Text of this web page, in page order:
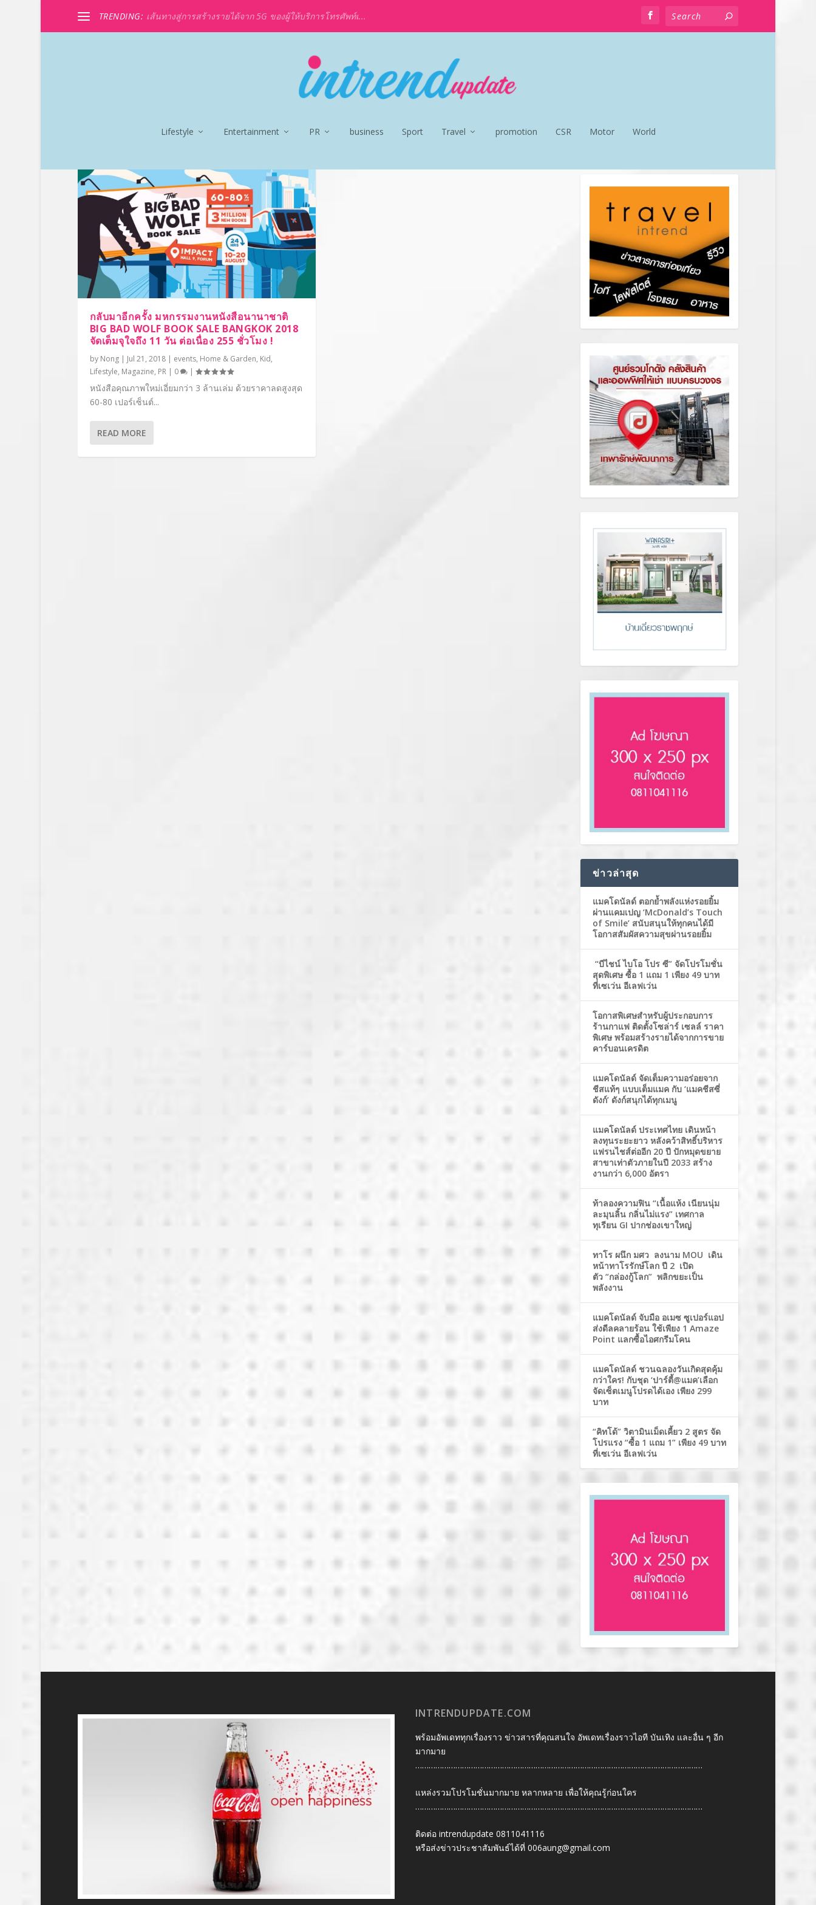
TRENDING: เส้นทางสู่การสร้างรายได้จาก 5G ของผู้ให้บริการโทรศัพท์เ...
Lifestyle Entertainment PR business Sport Travel promotion CSR Motor World
BIG BAD WOLF BOOK SALE
กลับมาอีกครั้ง มหกรรมงานหนังสือนานาชาติ
BIG BAD WOLF BOOK SALE BANGKOK 2018
จัดเต็มจุใจถึง 11 วัน ต่อเนื่อง 255 ชั่วโมง !
by Nong| Jul 21, 2018| events, Home & Garden, Kid,
Lifestyle, Magazine, PR| 0 |
หนังสือคุณภาพใหม่เอี่ยมกว่า 3 ล้านเล่ม ด้วยราคาลดสูงสุด
60-80 เปอร์เซ็นต์...
READ MORE
ข่าวล่าสุด
แมคโดนัลด์ ตอกย้ำพลังแห่งรอยยิ้ม
ผ่านแคมเปญ ‘McDonald’s Touch
of Smile’ สนับสนุนให้ทุกคนได้มี
โอกาสสัมผัสความสุขผ่านรอยยิ้ม
“บีไชน์ ไบโอ โปร ซี” จัดโปรโมชั่น
สุดพิเศษ ซื้อ 1 แถม 1 เพียง 49 บาท
ที่เซเว่น อีเลฟเว่น
โอกาสพิเศษสำหรับผู้ประกอบการ
ร้านกาแฟ ติดตั้งโซล่าร์ เซลล์ ราคา
พิเศษ พร้อมสร้างรายได้จากการขาย
คาร์บอนเครดิต
แมคโดนัลด์ จัดเต็มความอร่อยจาก
ชีสแท้ๆ แบบเต็มแมค กับ ‘แมคชีสซี่
ดังก์’ ดังก์สนุกได้ทุกเมนู
แมคโดนัลด์ ประเทศไทย เดินหน้า
ลงทุนระยะยาว หลังคว้าสิทธิ์บริหาร
แฟรนไชส์ต่ออีก 20 ปี ปักหมุดขยาย
สาขาเท่าตัวภายในปี 2033 สร้าง
งานกว่า 6,000 อัตรา
ท้าลองความฟิน “เนื้อแห้ง เนียนนุ่ม
ละมุนลิ้น กลิ่นไม่แรง” เทศกาล
ทุเรียน GI ปากช่องเขาใหญ่
ทาโร ผนึก มศว ลงนาม MOU เดิน
หน้าทาโรรักษ์โลก ปี 2 เปิด
ตัว “กล่องกู้โลก” พลิกขยะเป็น
พลังงาน
แมคโดนัลด์ จับมือ อเมซ ซูเปอร์แอป
ส่งดีลคลายร้อน ใช้เพียง 1 Amaze
Point แลกซื้อไอศกรีมโคน
แมคโดนัลด์ ชวนฉลองวันเกิดสุดคุ้ม
กว่าใคร! กับชุด ‘ปาร์ตี้@แมค’เลือก
จัดเซ็ตเมนูโปรดได้เอง เพียง 299
บาท
“คิทโด้” วิตามินเม็ดเคี้ยว 2 สูตร จัด
โปรแรง “ซื้อ 1 แถม 1” เพียง 49 บาท
ที่เซเว่น อีเลฟเว่น
INTRENDUPDATE.COM
พร้อมอัพเดททุกเรื่องราว ข่าวสารที่คุณสนใจ อัพเดทเรื่องราวไอที บันเทิง และอื่น ๆ อีก
มากมาย
…………………………………………………………………………………………………………………
แหล่งรวมโปรโมชั่นมากมาย หลากหลาย เพื่อให้คุณรู้ก่อนใคร
…………………………………………………………………………………………………………………
ติดต่อ intrendupdate 0811041116
หรือส่งข่าวประชาสัมพันธ์ได้ที่ 006aung@gmail.com